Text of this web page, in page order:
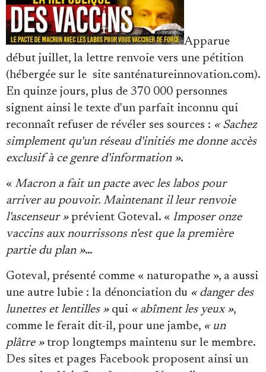
Apparue
début juillet, la lettre renvoie vers une pétition
(hébergée sur le site santénatureinnovation.com).
En quinze jours, plus de 370 000 personnes
signent ainsi le texte d'un parfait inconnu qui
reconnaît refuser de révéler ses sources : « Sachez
simplement qu'un réseau d'initiés me donne accès
exclusif à ce genre d'information ».
« Macron a fait un pacte avec les labos pour
arriver au pouvoir. Maintenant il leur renvoie
l'ascenseur » prévient Goteval. « Imposer onze
vaccins aux nourrissons n'est que la première
partie du plan »…
Goteval, présenté comme « naturopathe », a aussi
une autre lubie : la dénonciation du « danger des
lunettes et lentilles »qui « abîment les yeux »,
comme le ferait dit-il, pour une jambe, « un
plâtre » trop longtemps maintenu sur le membre.
Des sites et pages Facebook proposent ainsi un